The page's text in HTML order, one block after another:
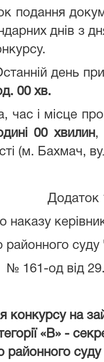
документів
днів з
прийому
00 хв.
00 хвилин,
(м. Бахмач,
Додаток
наказу
суду
№ 161-од від
конкурсу на
«В» -
суду